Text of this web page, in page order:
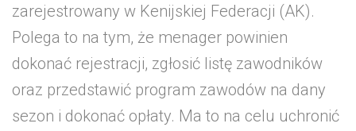
zarejestrowany w Kenijskiej Federacji (AK).
Polega to na tym, że menager powinien
dokonać rejestracji, zgłosić listę zawodników
oraz przedstawić program zawodów na dany
sezon i dokonać opłaty. Ma to na celu uchronić